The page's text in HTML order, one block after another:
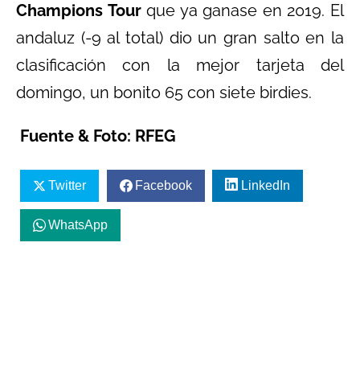
Champions Tourque ya ganase en 2019. El
andaluz (-9 al total) dio un gran salto en la
clasificación con la mejor tarjeta del
domingo, un bonito 65 con siete birdies.
Fuente & Foto: RFEG
Twitter Facebook LinkedIn
WhatsApp